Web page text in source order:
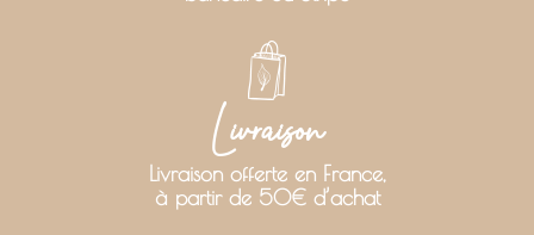
Livraison
Livraison offerte en France,
à partir de 50€ d’achat